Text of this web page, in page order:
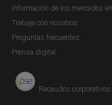
Información de los mercados
Trabaje con nosotros
Preguntas frecuentes
Prensa digital
Recaudos